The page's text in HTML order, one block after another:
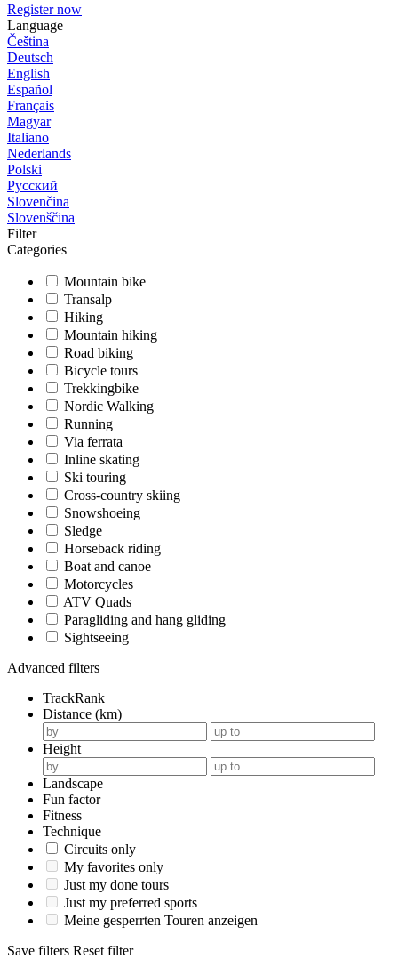
Register now
Language
Čeština
Deutsch
English
Español
Français
Magyar
Italiano
Nederlands
Polski
Русский
Slovenčina
Slovenščina
Filter
Categories
Mountain bike
Transalp
Hiking
Mountain hiking
Road biking
Bicycle tours
Trekkingbike
Nordic Walking
Running
Via ferrata
Inline skating
Ski touring
Cross-country skiing
Snowshoeing
Sledge
Horseback riding
Boat and canoe
Motorcycles
ATV Quads
Paragliding and hang gliding
Sightseeing
Advanced filters
TrackRank
Distance (km)
Height
Landscape
Fun factor
Fitness
Technique
Circuits only
My favorites only
Just my done tours
Just my preferred sports
Meine gesperrten Touren anzeigen
Save filters Reset filter